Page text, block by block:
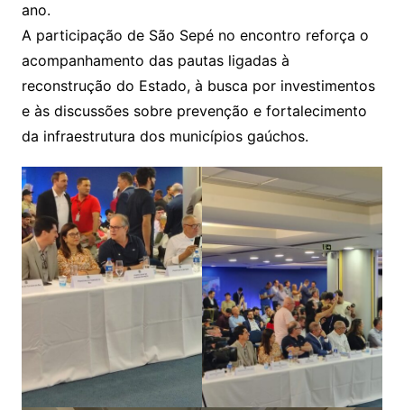
ano.
A participação de São Sepé no encontro reforça o
acompanhamento das pautas ligadas à
reconstrução do Estado, à busca por investimentos
e às discussões sobre prevenção e fortalecimento
da infraestrutura dos municípios gaúchos.